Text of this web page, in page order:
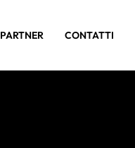
PARTNER CONTATTI